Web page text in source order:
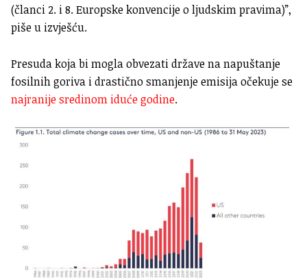
(članci 2. i 8. Europske konvencije o ljudskim pravima)”,
piše u izvješću.
Presuda koja bi mogla obvezati države na napuštanje
fosilnih goriva i drastično smanjenje emisija očekuje se
najranije sredinom iduće godine.